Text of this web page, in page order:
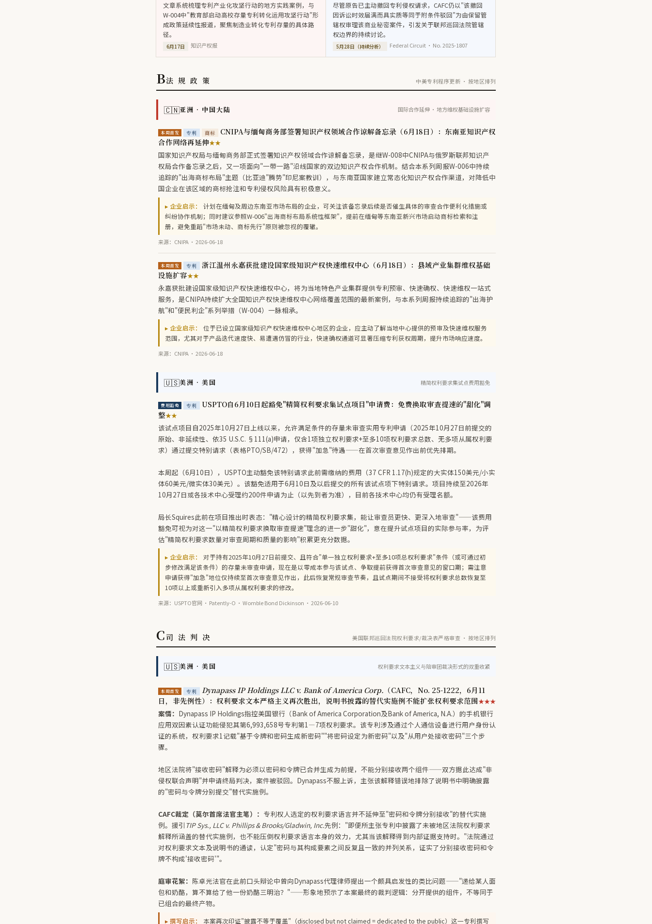
文章系统梳理专利产业化攻坚行动的地方实践案例，与
W-004中"教育部启动高校存量专利转化运用攻坚行动"形
成政策延续性报道，聚焦制造业转化专利存量的具体路
径。
6月17日 知识产权报
尽管原告已主动撤回专利侵权请求，CAFC仍以"该撤回
因诉讼时效届满而具实质等同于附条件驳回"为由保留管
辖权审理该商业秘密案件，引发关于联邦巡回法院管辖
权边界的持续讨论。
5月28日（持续分析） Federal Circuit · No. 2025-1807
B法 规 政 策 中美专利程序更新 · 按地区排列
🇨🇳亚洲 · 中国大陆 国际合作延伸 · 地方维权基础设施扩容
本周首发 专利 商标
CNIPA与缅甸商务部签署知识产权领域合作谅解备忘录（6月18日）：东南亚知识产权
合作网络再延伸★★
国家知识产权局与缅甸商务部正式签署知识产权领域合作谅解备忘录，是继W-008中CNIPA与俄罗斯联邦知识产
权局合作备忘录之后，又一项面向"一带一路"沿线国家的双边知识产权合作机制。结合本系列周报W-006中持续
追踪的"出海商标布局"主题（比亚迪"腾势"印尼案教训），与东南亚国家建立常态化知识产权合作渠道，对降低中
国企业在该区域的商标抢注和专利侵权风险具有积极意义。
▸ 企业启示：
计划在缅甸及周边东南亚市场布局的企业，可关注该备忘录后续是否催生具体的审查合作便利化措施或
纠纷协作机制；同时建议参照W-006"出海商标布局系统性框架"，提前在缅甸等东南亚新兴市场启动商标检索和注
册，避免重蹈"市场未动、商标先行"原则被忽视的覆辙。
来源：CNIPA · 2026-06-18
本周首发 专利
浙江温州永嘉获批建设国家级知识产权快速维权中心（6月18日）：县域产业集群维权基础
设施扩容★★
永嘉获批建设国家级知识产权快速维权中心，将为当地特色产业集群提供专利预审、快速确权、快速维权一站式
服务，是CNIPA持续扩大全国知识产权快速维权中心网络覆盖范围的最新案例，与本系列周报持续追踪的"出海护
航"和"便民利企"系列举措（W-004）一脉相承。
▸ 企业启示：
位于已设立国家级知识产权快速维权中心地区的企业，应主动了解当地中心提供的预审及快速维权服务
范围，尤其对于产品迭代速度快、易遭遇仿冒的行业，快速确权通道可显著压缩专利获权周期，提升市场响应速度。
来源：CNIPA · 2026-06-18
🇺🇸美洲 · 美国 精简权利要求集试点费用豁免
费用豁免 专利
USPTO自6月10日起豁免"精简权利要求集试点项目"申请费：免费换取审查提速的"甜化"调
整★★
该试点项目自2025年10月27日上线以来，允许满足条件的存量未审查实用专利申请（2025年10月27日前提交的
原始、非延续性、依35 U.S.C. §111(a)申请，仅含1项独立权利要求+至多10项权利要求总数、无多项从属权利要
求）通过提交特别请求（表格PTO/SB/472），获得"加急"待遇——在首次审查意见作出前优先排期。
本周起（6月10日），USPTO主动豁免该特别请求此前需缴纳的费用（37 CFR 1.17(h)规定的大实体150美元/小实
体60美元/微实体30美元）。该豁免适用于6月10日及以后提交的所有该试点项下特别请求。项目持续至2026年
10月27日或各技术中心受理约200件申请为止（以先到者为准），目前各技术中心均仍有受理名额。
局长Squires此前在项目推出时表态："精心设计的精简权利要求集，能让审查员更快、更深入地审查"——该费用
豁免可视为对这一"以精简权利要求换取审查提速"理念的进一步"甜化"，意在提升试点项目的实际参与率，为评
估"精简权利要求数量对审查周期和质量的影响"积累更充分数据。
▸ 企业启示：
对于持有2025年10月27日前提交、且符合"单一独立权利要求+至多10项总权利要求"条件（或可通过初
步修改满足该条件）的存量未审查申请，现在是以零成本参与该试点、争取提前获得首次审查意见的窗口期；需注意
申请获得"加急"地位仅持续至首次审查意见作出，此后恢复常规审查节奏，且试点期间不接受将权利要求总数恢复至
10项以上或重新引入多项从属权利要求的修改。
来源：USPTO官网 · Patently-O · Womble Bond Dickinson · 2026-06-10
C司 法 判 决 美国联邦巡回法院权利要求/裁决表严格审查 · 按地区排列
🇺🇸美洲 · 美国 权利要求文本主义与陪审团裁决形式的双重收紧
本周首发 专利 Dynapass IP Holdings LLC v. Bank of America Corp. （CAFC，No. 25-1222，6月11
日，非先例性）：权利要求文本严格主义再次胜出，说明书披露的替代实施例不能扩张权利要求范围★★★
案情： Dynapass IP Holdings指控美国银行（Bank of America Corporation及Bank of America, N.A.）的手机银行
应用双因素认证功能侵犯其第6,993,658号专利第1—7项权利要求。该专利涉及通过个人通信设备进行用户身份认
证的系统，权利要求1记载"基于令牌和密码生成新密码""将密码设定为新密码"以及"从用户处接收密码"三个步
骤。
地区法院将"接收密码"解释为必须以密码和令牌已合并生成为前提，不能分别接收两个组件——双方据此达成"非
侵权联合声明"并申请终局判决，案件被驳回。Dynapass不服上诉，主张该解释错误地排除了说明书中明确披露
的"密码与令牌分别提交"替代实施例。
CAFC裁定（莫尔首席法官主笔）： 专利权人选定的权利要求语言并不延伸至"密码和令牌分别接收"的替代实施
例。援引 TIP Sys., LLC v. Phillips & Brooks/Gladwin, Inc.先例："即便所主张专利中披露了未被地区法院权利要求
解释所涵盖的替代实施例，也不能压倒权利要求语言本身的效力，尤其当该解释得到内部证据支持时。"法院通过
对权利要求文本及说明书的通读，认定"密码与其构成要素之间反复且一致的并列关系，证实了分别接收密码和令
牌不构成'接收密码'"。
庭审花絮： 陈卓光法官在此前口头辩论中曾向Dynapass代理律师提出一个颇具启发性的类比问题——"递给某人面
包和奶酪，算不算给了他一份奶酪三明治？"——形象地预示了本案最终的裁判逻辑：分开提供的组件，不等同于
已组合的最终产物。
▸ 撰写启示： 本案再次印证"披露不等于覆盖"（disclosed but not claimed = dedicated to the public）这一专利撰写